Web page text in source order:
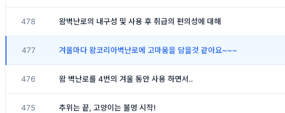
478 왐벽난로의 내구성 및 사용 후 취급의 편의성에 대해
477 겨울마다 왐코리아벽난로에 고마움을 담을것 같아요~~~
476 왐 벽난로를 4번의 겨울 동안 사용 하면서..
475 추위는 끝, 고양이는 불멍 시작!